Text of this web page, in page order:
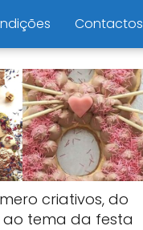
Contactos
criativos, do
ao tema da festa